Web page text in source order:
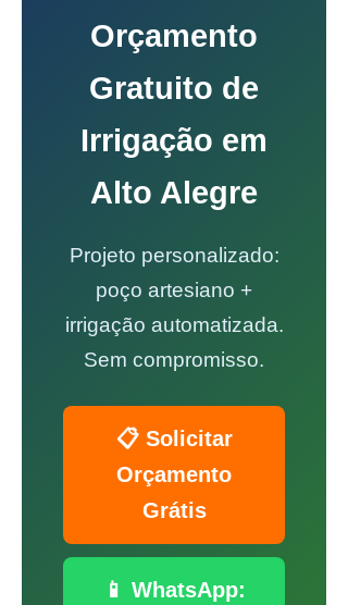
Orçamento
Gratuito de
Irrigação em
Alto Alegre
Projeto personalizado:
poço artesiano +
irrigação automatizada.
Sem compromisso.
📋 Solicitar
Orçamento
Grátis
📱 WhatsApp: